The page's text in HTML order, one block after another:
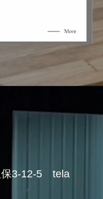
保3-12-5 tela